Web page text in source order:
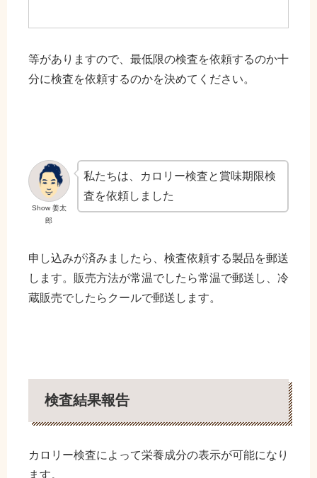
等がありますので、最低限の検査を依頼するのか十
分に検査を依頼するのかを決めてください。
Show 姜太
郎
私たちは、カロリー検査と賞味期限検
査を依頼しました
申し込みが済みましたら、検査依頼する製品を郵送
します。販売方法が常温でしたら常温で郵送し、冷
蔵販売でしたらクールで郵送します。
検査結果報告
カロリー検査によって栄養成分の表示が可能になり
ます。